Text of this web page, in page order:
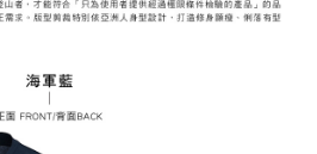
法定代理人或監護人之同意方可使用
意申辦者引起之損失，本公司不負相關責
，將依據個別帳號之用戶狀況，依本公司即
仍有額度不足之情形，本公司將視審查結果
用他人資訊註冊。若發現惡意使用之情形，